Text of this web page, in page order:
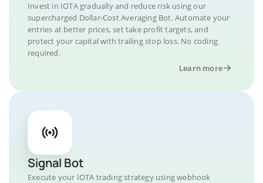
Invest in IOTA gradually and reduce risk using our
supercharged Dollar-Cost Averaging Bot. Automate your
entries at better prices, set take profit targets, and
protect your capital with trailing stop loss. No coding
required.
Learn more
Signal Bot
Execute your IOTA trading strategy using webhook